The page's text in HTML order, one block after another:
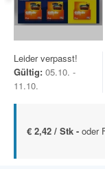
Leider verpasst!
Gültig: 05.10. -
11.10.
€ 2,42 / Stk - oder